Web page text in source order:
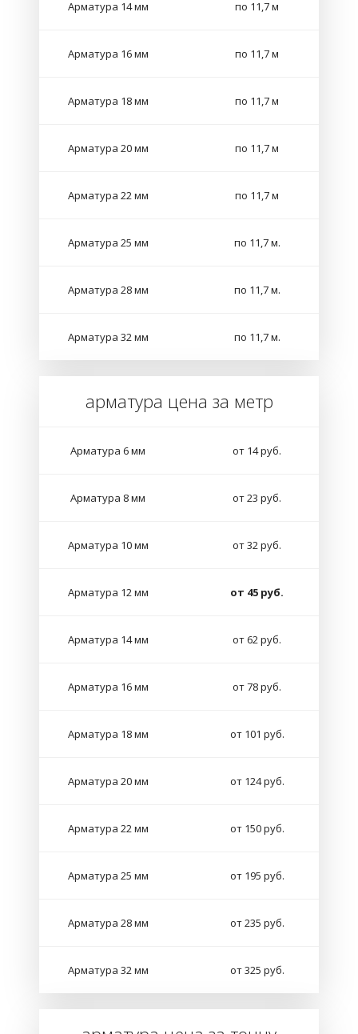
Арматура 14 мм по 11,7 м
Арматура 16 мм по 11,7 м
Арматура 18 мм по 11,7 м
Арматура 20 мм по 11,7 м
Арматура 22 мм по 11,7 м
Арматура 25 мм по 11,7 м.
Арматура 28 мм по 11,7 м.
Арматура 32 мм по 11,7 м.
арматура цена за метр
Арматура 6 мм от 14 руб.
Арматура 8 мм от 23 руб.
Арматура 10 мм от 32 руб.
Арматура 12 мм от 45 руб.
Арматура 14 мм от 62 руб.
Арматура 16 мм от 78 руб.
Арматура 18 мм от 101 руб.
Арматура 20 мм от 124 руб.
Арматура 22 мм от 150 руб.
Арматура 25 мм от 195 руб.
Арматура 28 мм от 235 руб.
Арматура 32 мм от 325 руб.